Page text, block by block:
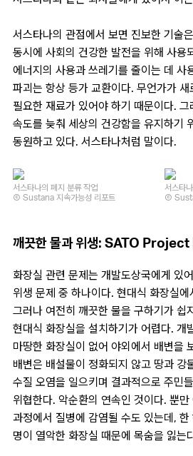
서스타나의 관점에서 보면 진보한 기술
동시에 사회의 건강한 발전을 위해 사용
에너지의 사용과 쓰레기를 줄이는 데 사
파괴는 항상 등가 교환이다. 무언가가 새
필요한 재료가 있어야 하기 때문이다. 그
속도를 늦춰 세상의 건강함을 유지하기
동원하고 있다. 서스타나처럼 말이다.
서스타나의 폐지 분류 작업
Ⓒ Sustana 지속가능성 리포트
서스타
Ⓒ
깨끗한 물과 위생: SATO
화장실 관련 문제는 개발도상국에게 있
위생 문제 중 하나이다. 현대식 화장실에
그러나 여전히 깨끗한 물을 구하기가 쉽
현대식 화장실을 설치하기가 어렵다. 개
마땅한 화장실이 없어 야외에서 배변을
배변은 배설물이 정화되지 않고 땅과 강
수질 오염을 일으키며 결과적으로 주민
위협한다. 악순환의 연속인 것이다. 뿐만
과정에서 질병에 감염될 수도 있는데,
명이 열악한 화장실 때문에 목숨을 잃는